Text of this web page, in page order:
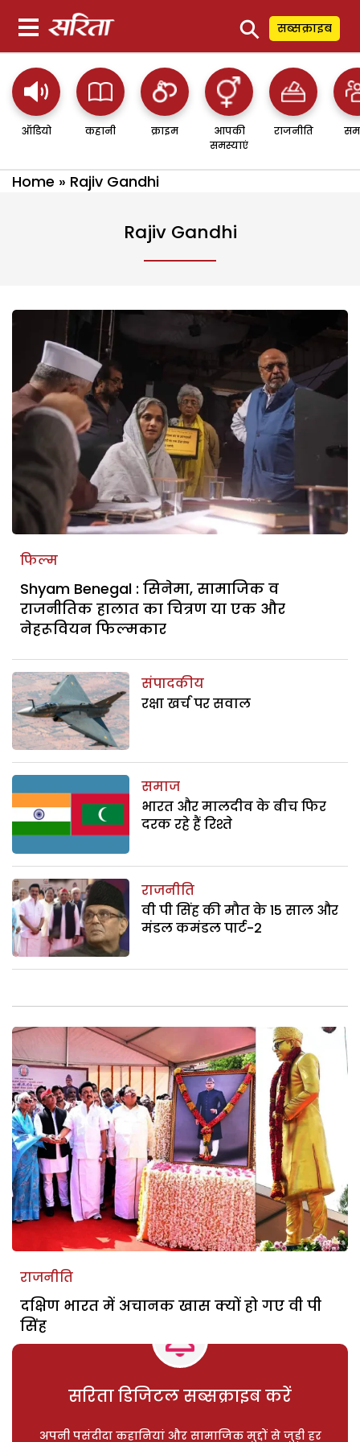
⚲ सब्सक्राइब
ऑडियो कहानी क्राइम
आपकी
समस्याएं
राजनीति
Home » Rajiv Gandhi
Rajiv Gandhi
फिल्म
Shyam Benegal : सिनेमा, सामाजिक व
राजनीतिक हालात का चित्रण या एक और
नेहरूवियन फिल्मकार
संपादकीय
रक्षा खर्च पर सवाल
समाज
भारत और मालदीव के बीच फिर
दरक रहे हैं रिश्ते
राजनीति
वी पी सिंह की मौत के 15 साल और
मंडल कमंडल पार्ट-2
राजनीति
दक्षिण भारत में अचानक खास क्यों हो गए वी पी
सिंह
सरिता डिजिटल सब्सक्राइब करें
अपनी पसंदीदा कहानियां और सामाजिक मुद्दों से जुड़ी हर